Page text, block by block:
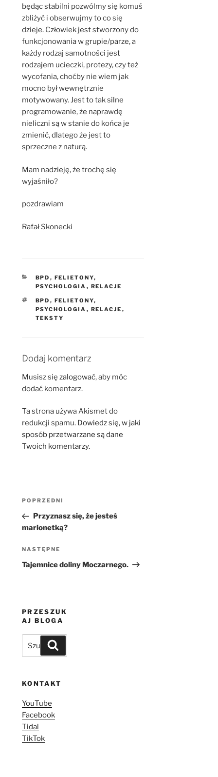
będąc stabilni pozwólmy się komuś
zbliżyć i obserwujmy to co się
dzieje. Człowiek jest stworzony do
funkcjonowania w grupie/parze, a
każdy rodzaj samotności jest
rodzajem ucieczki, protezy, czy też
wycofania, choćby nie wiem jak
mocno był wewnętrznie
motywowany. Jest to tak silne
programowanie, że naprawdę
nieliczni są w stanie do końca je
zmienić, dlatego że jest to
sprzeczne z naturą.
Mam nadzieję, że trochę się
wyjaśniło?
pozdrawiam
Rafał Skonecki
KATEGORIE
BPD , FELIETONY,
PSYCHOLOGIA , RELACJE
TAGI
BPD , FELIETONY,
PSYCHOLOGIA , RELACJE ,
TEKSTY
Dodaj komentarz
Musisz się zalogować, aby móc
dodać komentarz.
Ta strona używa Akismet do
redukcji spamu. Dowiedz się, w jaki
sposób przetwarzane są dane
Twoich komentarzy.
Nawigacja
Poprzedni
wpis
POPRZEDNI
Przyznasz się, że jesteś
marionetką?
Następny
wpis
NASTĘPNE
Tajemnice doliny Moczarnego.
PRZESZUK
AJ BLOGA
Szukaj:
KONTAKT
YouTube
Facebook
Tidal
TikTok